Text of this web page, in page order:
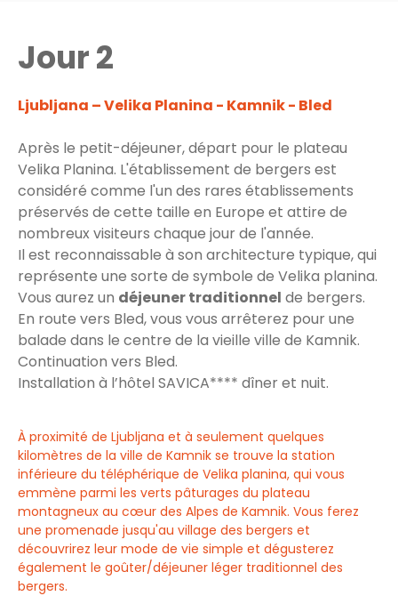
Jour 2
Ljubljana – Velika Planina - Kamnik - Bled
Après le petit-déjeuner, départ pour le plateau
Velika Planina. L'établissement de bergers est
considéré comme l'un des rares établissements
préservés de cette taille en Europe et attire de
nombreux visiteurs chaque jour de l'année.
Il est reconnaissable à son architecture typique, qui
représente une sorte de symbole de Velika planina.
Vous aurez un déjeuner traditionnel de bergers.
En route vers Bled, vous vous arrêterez pour une
balade dans le centre de la vieille ville de Kamnik.
Continuation vers Bled.
Installation à l’hôtel SAVICA**** dîner et nuit.
À proximité de Ljubljana et à seulement quelques
kilomètres de la ville de Kamnik se trouve la station
inférieure du téléphérique de Velika planina, qui vous
emmène parmi les verts pâturages du plateau
montagneux au cœur des Alpes de Kamnik. Vous ferez
une promenade jusqu'au village des bergers et
découvrirez leur mode de vie simple et dégusterez
également le goûter/déjeuner léger traditionnel des
bergers.